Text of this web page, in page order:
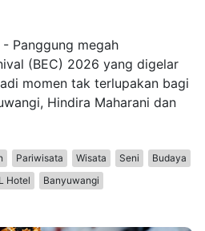
Panggung megah
(BEC) 2026 yang digelar
momen tak terlupakan bagi
Hindira Maharani dan
Pariwisata Wisata Seni
Budaya
Hotel Banyuwangi